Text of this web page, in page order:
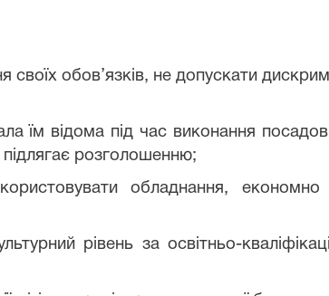
обов’язків, не допускати
їм відома під час виконання
підлягає розголошенню;
обладнання, економно
рівень за освітньо-